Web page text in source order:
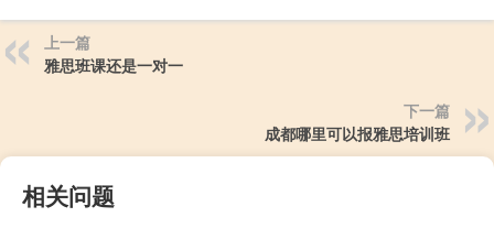
上一篇
雅思班课还是一对一
下一篇
成都哪里可以报雅思培训班
相关问题